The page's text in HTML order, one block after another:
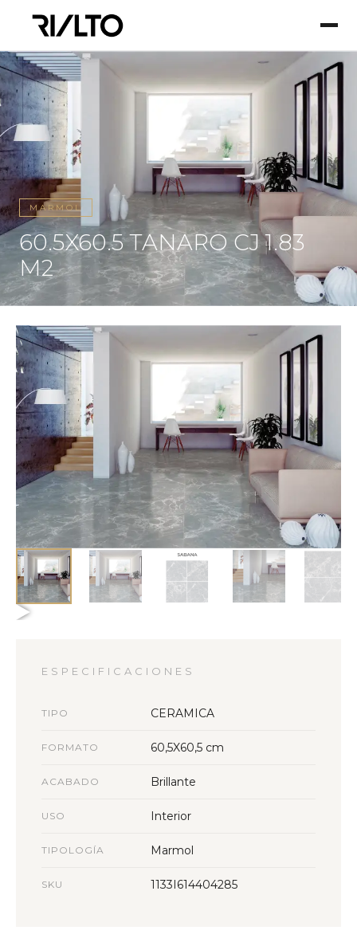
MARMOL
60.5X60.5 TANARO CJ 1.83
M2
ESPECIFICACIONES
TIPO CERAMICA
FORMATO 60,5X60,5 cm
ACABADO Brillante
USO Interior
TIPOLOGÍA Marmol
SKU 1133I614404285